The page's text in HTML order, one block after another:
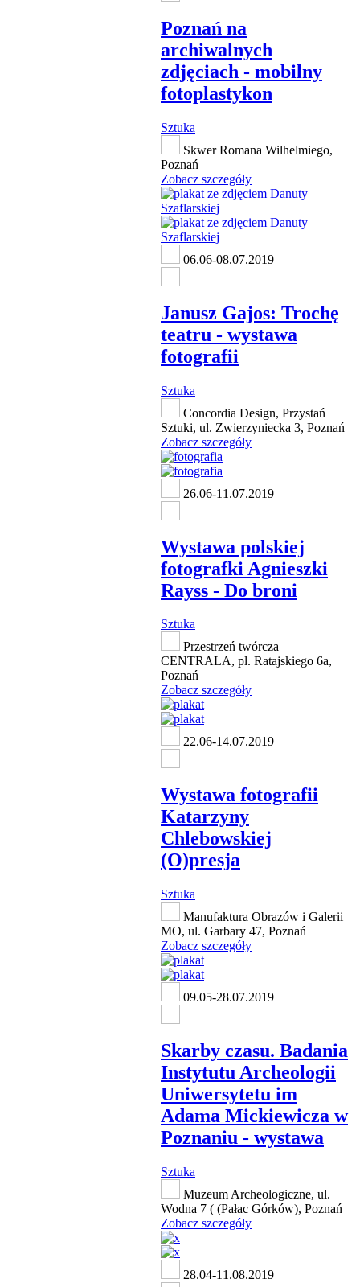
Poznań na
archiwalnych
zdjęciach - mobilny
fotoplastykon
Sztuka
Skwer Romana Wilhelmiego,
Poznań
Zobacz szczegóły
06.06-08.07.2019
Janusz Gajos: Trochę
teatru - wystawa
fotografii
Sztuka
Concordia Design, Przystań
Sztuki, ul. Zwierzyniecka 3, Poznań
Zobacz szczegóły
26.06-11.07.2019
Wystawa polskiej
fotografki Agnieszki
Rayss - Do broni
Sztuka
Przestrzeń twórcza
CENTRALA, pl. Ratajskiego 6a,
Poznań
Zobacz szczegóły
22.06-14.07.2019
Wystawa fotografii
Katarzyny
Chlebowskiej
(O)presja
Sztuka
Manufaktura Obrazów i Galerii
MO, ul. Garbary 47, Poznań
Zobacz szczegóły
09.05-28.07.2019
Skarby czasu. Badania
Instytutu Archeologii
Uniwersytetu im
Adama Mickiewicza w
Poznaniu - wystawa
Sztuka
Muzeum Archeologiczne, ul.
Wodna 7 ( (Pałac Górków), Poznań
Zobacz szczegóły
28.04-11.08.2019